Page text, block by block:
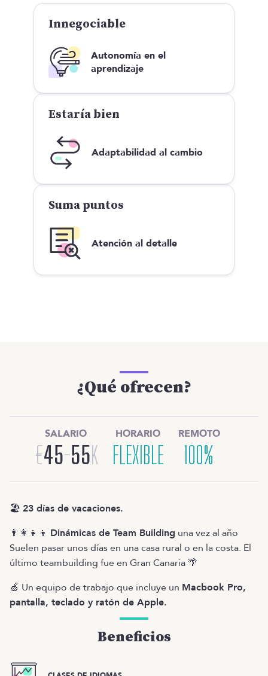
Innegociable
Autonomía en el
aprendizaje
Estaría bien
Adaptabilidad al cambio
Suma puntos
Atención al detalle
¿Qué ofrecen?
SALARIO
€45-55K
HORARIO
FLEXIBLE
REMOTO
100%
🏖️ 23 días de vacaciones.
👨‍👩‍👧‍👦 Dinámicas de Team Building una vez al año
Suelen pasar unos días en una casa rural o en la costa. El
último teambuilding fue en Gran Canaria 🌴
🍏 Un equipo de trabajo que incluye un Macbook Pro,
pantalla, teclado y ratón de Apple.
Beneficios